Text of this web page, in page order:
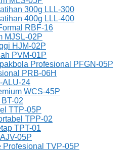
300g LLL-300
400g LLL-400
RBF-16
MJSL-02P
HJM-02P
PVM-01P
Profesional PFGN-05P
PRB-06H
ALU-24
WCS-45P
02
TTP-05P
TPP-02
TPT-01
05P
Profesional TVP-05P